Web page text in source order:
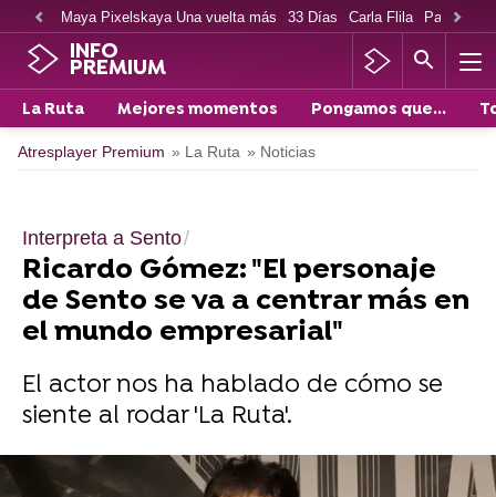
Maya Pixelskaya Una vuelta más 33 Días Carla Flila Paco
INFO
PREMIUM
La Ruta Mejores momentos Pongamos que...
Atresplayer Premium » La Ruta » Noticias
Interpreta a Sento
Ricardo Gómez: "El personaje
de Sento se va a centrar más en
el mundo empresarial"
El actor nos ha hablado de cómo se
siente al rodar 'La Ruta'.